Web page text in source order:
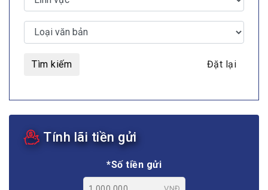
Tìm kiếm Đặt lại
Tính lãi tiền gửi
*Số tiền gửi